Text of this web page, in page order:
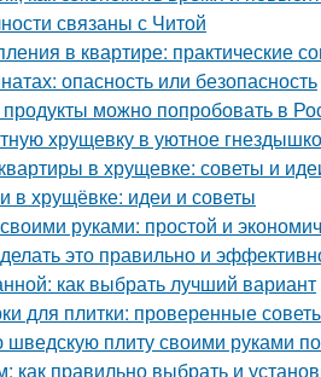
связаны с Читой
в квартире: практические
опасность или безопасность
можно попробовать в
хрущевку в уютное
в хрущевке: советы и
в хрущёвке: идеи и советы
руками: простой и
это правильно и
как выбрать лучший вариант
для плитки: проверенные
шведскую плиту своими руками
правильно выбрать и